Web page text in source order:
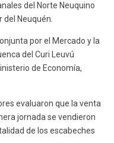
del Norte Neuquino
Neuquén.
por el Mercado y la
del Curi Leuvú
de Economía,
evaluaron que la venta
jornada se vendieron
de los escabeches